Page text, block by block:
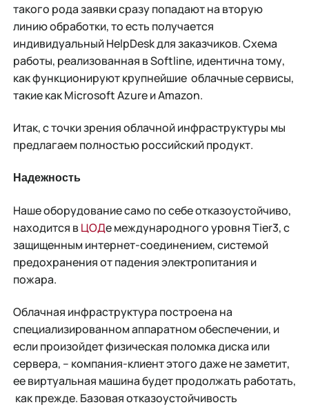
такого рода заявки сразу попадают на вторую
линию обработки, то есть получается
индивидуальный HelpDesk для заказчиков. Схема
работы, реализованная в Softline, идентична тому,
как функционируют крупнейшие облачные сервисы,
такие как Microsoft Azure и Amazon.
Итак, с точки зрения облачной инфраструктуры мы
предлагаем полностью российский продукт.
Надежность
Наше оборудование само по себе отказоустойчиво,
находится вЦОДе международного уровня Tier3, с
защищенным интернет-соединением, системой
предохранения от падения электропитания и
пожара.
Облачная инфраструктура построена на
специализированном аппаратном обеспечении, и
если произойдет физическая поломка диска или
сервера, – компания-клиент этого даже не заметит,
ее виртуальная машина будет продолжать работать,
как прежде. Базовая отказоустойчивость